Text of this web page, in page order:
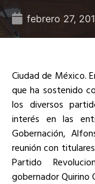
febrero 27,
Ciudad de México.
que ha sostenido
los diversos
interés en las
Gobernación,
reunión con
Partido
gobernador Quirino